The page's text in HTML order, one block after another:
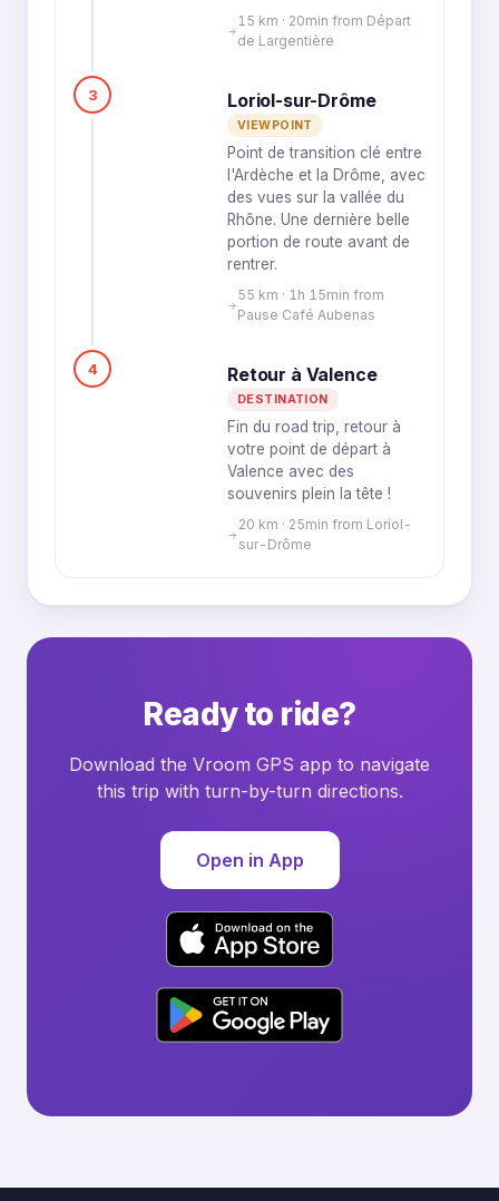
15 km · 20min from Départ
de Largentière
3 Loriol-sur-Drôme
VIEWPOINT
Point de transition clé entre
l'Ardèche et la Drôme, avec
des vues sur la vallée du
Rhône. Une dernière belle
portion de route avant de
rentrer.
55 km · 1h 15min from
Pause Café Aubenas
4 Retour à Valence
DESTINATION
Fin du road trip, retour à
votre point de départ à
Valence avec des
souvenirs plein la tête !
20 km · 25min from Loriol-
sur-Drôme
Ready to ride?
Download the Vroom GPS app to navigate
this trip with turn-by-turn directions.
Open in App